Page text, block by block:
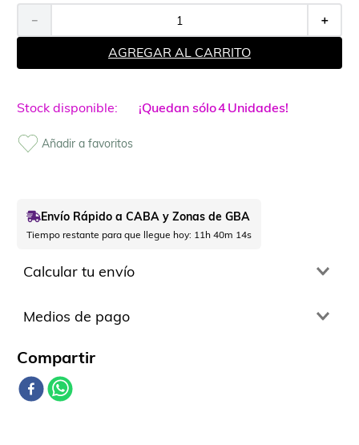
＋
－
AGREGAR AL CARRITO
¡Quedan sólo4Unidades!
Envío Rápido a CABA y Zonas de GBA
Tiempo restante para que llegue hoy: 11h 40m 14s
Calcular tu envío
Medios de pago
Comparte